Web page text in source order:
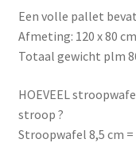
Een volle pallet
Afmeting: 120 x 80
Totaal gewicht plm
HOEVEEL
stroop ?
Stroopwafel 8,5 cm